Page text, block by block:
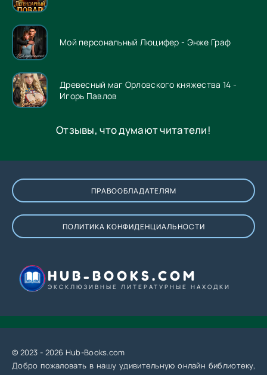
Мой персональный Люцифер - Энже Граф
Древесный маг Орловского княжества 14 -
Игорь Павлов
Отзывы, что думают читатели!
ПРАВООБЛАДАТЕЛЯМ
ПОЛИТИКА КОНФИДЕНЦИАЛЬНОСТИ
HUB-BOOKS.COM
ЭКСКЛЮЗИВНЫЕ ЛИТЕРАТУРНЫЕ НАХОДКИ
© 2023 - 2026 Hub-Books.com
Добро пожаловать в нашу удивительную онлайн библиотеку,